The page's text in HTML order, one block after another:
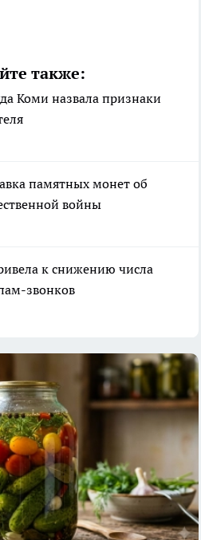
также:
Коми назвала признаки
памятных монет об
войны
к снижению числа
звонков